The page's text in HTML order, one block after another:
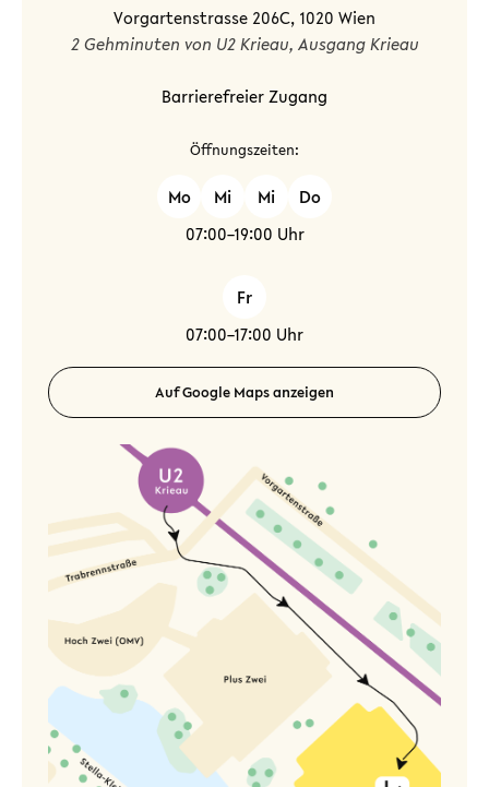
Vorgartenstrasse 206C, 1020 Wien
2 Gehminuten von U2 Krieau, Ausgang Krieau
Barrierefreier Zugang
Öffnungszeiten:
Mo Mi Mi
Do
07:00–19:00 Uhr
Fr
07:00–17:00 Uhr
Auf Google Maps anzeigen